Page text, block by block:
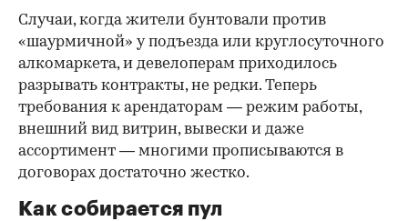
Случаи, когда жители бунтовали против
«шаурмичной» у подъезда или круглосуточного
алкомаркета, и девелоперам приходилось
разрывать контракты, не редки. Теперь
требования к арендаторам — режим работы,
внешний вид витрин, вывески и даже
ассортимент — многими прописываются в
договорах достаточно жестко.
Как собирается пул